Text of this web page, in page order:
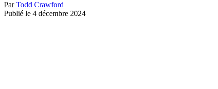
ParTodd Crawford
Publié le 4 décembre 2024